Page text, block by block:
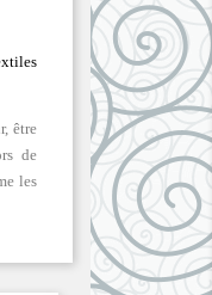
être
de
les